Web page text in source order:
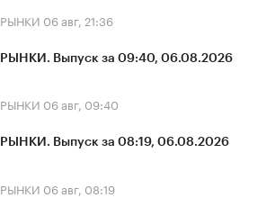
РЫНКИ 06 авг, 21:36
РЫНКИ. Выпуск за 09:40, 06.08.2026
РЫНКИ 06 авг, 09:40
РЫНКИ. Выпуск за 08:19, 06.08.2026
РЫНКИ 06 авг, 08:19